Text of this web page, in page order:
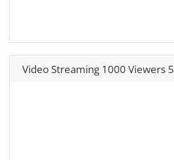
Video Streaming 1000 Viewers